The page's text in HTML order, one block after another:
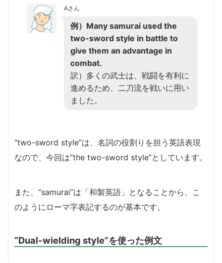
Aさん
例）Many samurai used the
two-sword style in battle to
give them an advantage in
combat.
訳）多くの武士は、戦闘を有利に
進めるため、二刀流を戦いに用い
ました。
“two-sword style”は、名詞の役割りを担う英語表現
なので、今回は”the two-sword style”としています。
また、”samurai”は「和製英語」となることから、こ
のようにローマ字表記するのが基本です。
“Dual-wielding style”を使った例文